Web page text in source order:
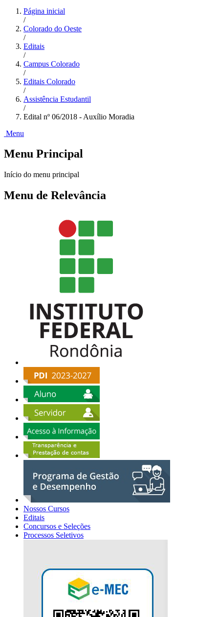
Página inicial
/
Colorado do Oeste
/
Editais
/
Campus Colorado
/
Editais Colorado
/
Assistência Estudantil
/
Edital nº 06/2018 - Auxílio Moradia
Menu
Menu Principal
Início do menu principal
Menu de Relevância
Nossos Cursos
Editais
Concursos e Seleções
Processos Seletivos